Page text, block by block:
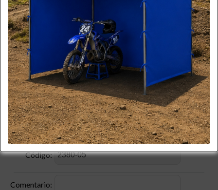
Teléfono:
Celular:
Empresa:
RUT: *
Producto:
Código:
Comentario: